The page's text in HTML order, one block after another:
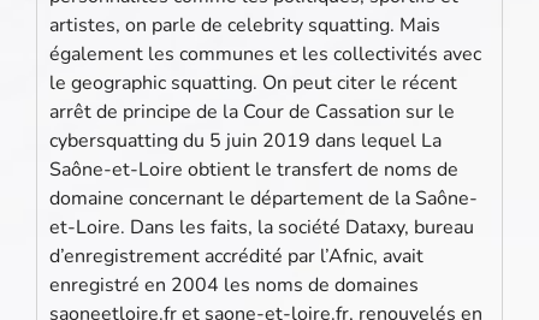
artistes, on parle de celebrity squatting. Mais
également les communes et les collectivités avec
le geographic squatting. On peut citer le récent
arrêt de principe de la Cour de Cassation sur le
cybersquatting du 5 juin 2019 dans lequel La
Saône-et-Loire obtient le transfert de noms de
domaine concernant le département de la Saône-
et-Loire. Dans les faits, la société Dataxy, bureau
d’enregistrement accrédité par l’Afnic, avait
enregistré en 2004 les noms de domaines
saoneetloire.fr et saone-et-loire.fr, renouvelés en